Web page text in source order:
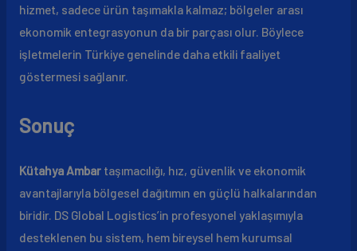
hizmet, sadece ürün taşımakla kalmaz; bölgeler arası
ekonomik entegrasyonun da bir parçası olur. Böylece
işletmelerin Türkiye genelinde daha etkili faaliyet
göstermesi sağlanır.
Sonuç
Kütahya Ambartaşımacılığı, hız, güvenlik ve ekonomik
avantajlarıyla bölgesel dağıtımın en güçlü halkalarından
biridir. DS Global Logistics’in profesyonel yaklaşımıyla
desteklenen bu sistem, hem bireysel hem kurumsal